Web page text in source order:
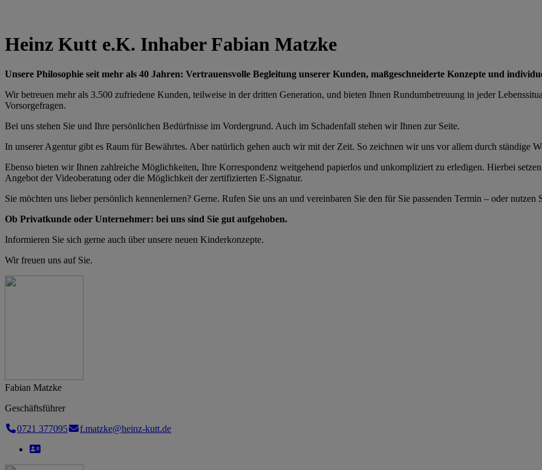
Heinz Kutt e.K. Inhaber Fabian Matzke
Unsere Philosophie seit mehr als 40 Jahren: Vertrauensvolle Begleitung unserer Kunden, maßgeschneiderte Konzepte und
Wir betreuen mehr als 3.500 zufriedene Kunden, teilweise in der dritten Generation, und bieten Ihnen Rundumbetreuung in jeder
Vorsorgefragen.
Bei uns stehen Sie und Ihre persönlichen Bedürfnisse im Vordergrund. Auch im Schadenfall stehen wir Ihnen zur Seite.
In unserer Agentur gibt es Raum für Bewährtes. Aber natürlich gehen auch wir mit der Zeit. So zeichnen wir uns vor allem durch ständige
Ebenso bieten wir Ihnen zahlreiche Möglichkeiten, Ihre Korrespondenz weitgehend papierlos und unkompliziert zu erledigen. Hierbei
Angebot der Videoberatung oder die Möglichkeit der zertifizierten E-Signatur.
Sie möchten uns lieber persönlich kennenlernen? Gerne. Rufen Sie uns an und vereinbaren Sie den für Sie passenden Termin – oder nutzen
Ob Privatkunde oder Unternehmer: bei uns sind Sie gut aufgehoben.
Informieren Sie sich gerne auch über unsere neuen Kinderkonzepte.
Wir freuen uns auf Sie.
Fabian Matzke
Geschäftsführer
0721 377095
f.matzke@heinz-kutt.de